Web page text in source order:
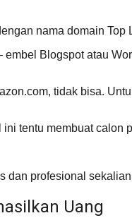
nama domain Top
embel Blogspot atau
tidak bisa.
tentu membuat calon
dan profesional
Uang